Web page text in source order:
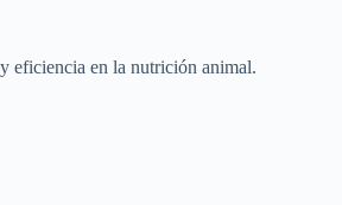
eficiencia en la nutrición animal.